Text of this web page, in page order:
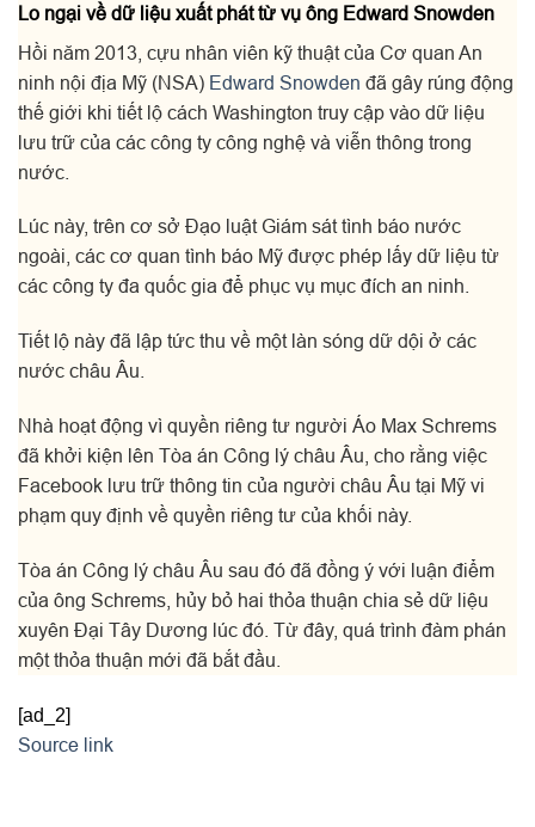
Lo ngại về dữ liệu xuất phát từ vụ ông Edward Snowden
Hồi năm 2013, cựu nhân viên kỹ thuật của Cơ quan An
ninh nội địa Mỹ (NSA) Edward Snowden đã gây rúng động
thế giới khi tiết lộ cách Washington truy cập vào dữ liệu
lưu trữ của các công ty công nghệ và viễn thông trong
nước.
Lúc này, trên cơ sở Đạo luật Giám sát tình báo nước
ngoài, các cơ quan tình báo Mỹ được phép lấy dữ liệu từ
các công ty đa quốc gia để phục vụ mục đích an ninh.
Tiết lộ này đã lập tức thu về một làn sóng dữ dội ở các
nước châu Âu.
Nhà hoạt động vì quyền riêng tư người Áo Max Schrems
đã khởi kiện lên Tòa án Công lý châu Âu, cho rằng việc
Facebook lưu trữ thông tin của người châu Âu tại Mỹ vi
phạm quy định về quyền riêng tư của khối này.
Tòa án Công lý châu Âu sau đó đã đồng ý với luận điểm
của ông Schrems, hủy bỏ hai thỏa thuận chia sẻ dữ liệu
xuyên Đại Tây Dương lúc đó. Từ đây, quá trình đàm phán
một thỏa thuận mới đã bắt đầu.
[ad_2]
Source link